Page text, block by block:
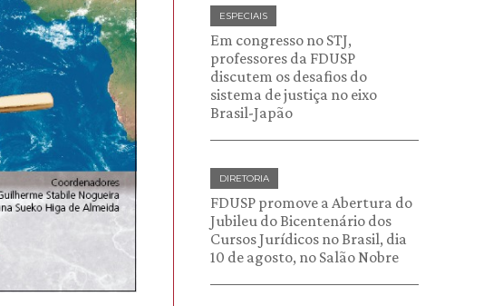
ESPECIAIS
Em congresso no STJ,
professores da FDUSP
discutem os desafios do
sistema de justiça no eixo
Brasil-Japão
DIRETORIA
FDUSP promove a Abertura do
Jubileu do Bicentenário dos
Cursos Jurídicos no Brasil, dia
10 de agosto, no Salão Nobre